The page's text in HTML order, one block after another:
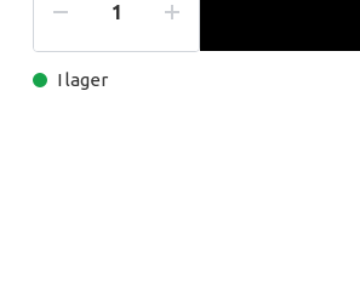
I lager